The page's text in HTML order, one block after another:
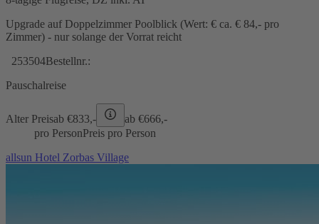
Upgrade auf Doppelzimmer Poolblick (Wert: € ca. € 84,- pro
Zimmer) - nur solange der Vorrat reicht
253504Bestellnr.:
Pauschalreise
Alter Preisab €833,- ab €666,-
pro PersonPreis pro Person
allsun Hotel Zorbas Village